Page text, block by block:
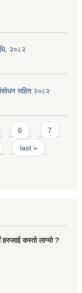
२०८२
सहित २०८२
6 7
last »
हरुलाई कस्तो लाग्यो ?